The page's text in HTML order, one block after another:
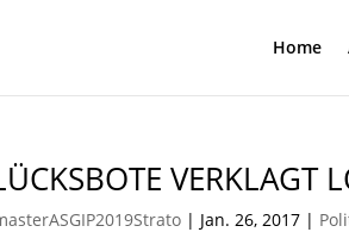
Home
VERKLAGT
| Jan. 26, 2017 |